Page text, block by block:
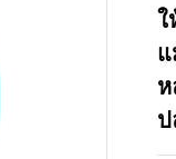
ใ
แ
ห
ป